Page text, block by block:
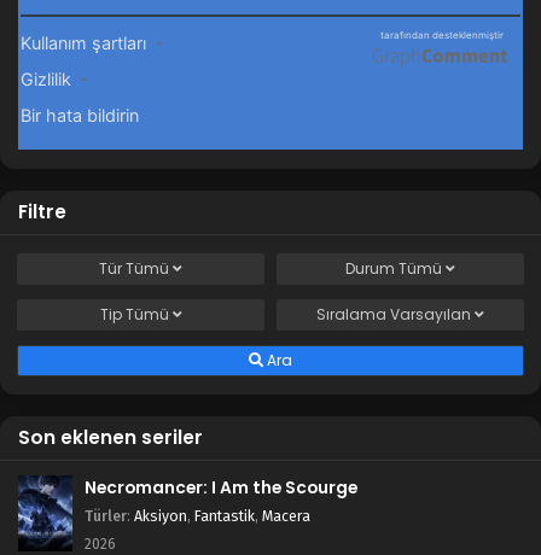
Filtre
TürTümü Durum Tümü
TipTümü Sıralama Varsayılan
Ara
Son eklenen seriler
Necromancer: I Am the Scourge
Türler: Aksiyon, Fantastik, Macera
2026